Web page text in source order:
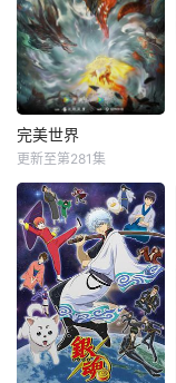
完美世界
更新至第281集